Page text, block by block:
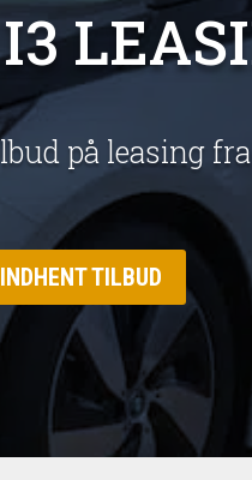
på leasing
INDHENT TILBUD